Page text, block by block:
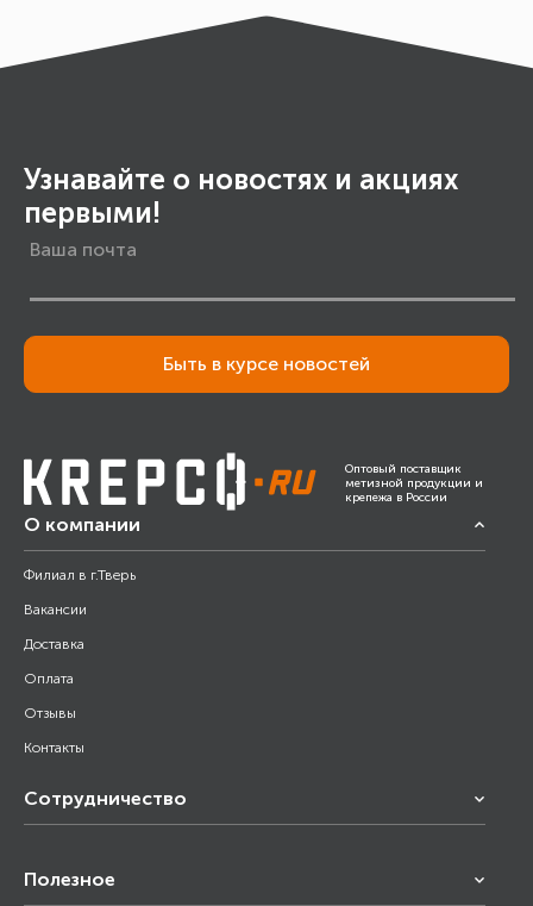
Узнавайте о новостях и акциях
первыми!
Быть в курсе новостей
Оптовый поставщик
метизной продукции и
крепежа в России
О компании
Филиал в г.Тверь
Вакансии
Доставка
Оплата
Отзывы
Контакты
Сотрудничество
Снабжение строительства
Полезное